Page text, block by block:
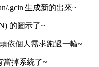
.gcin 生成新的出來~
的圖示了~
依個人需求跑過一輪~
當掉系統了~